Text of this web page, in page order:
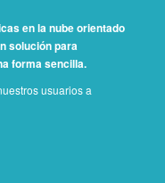
en la nube orientado
solución para
forma sencilla.
usuarios a